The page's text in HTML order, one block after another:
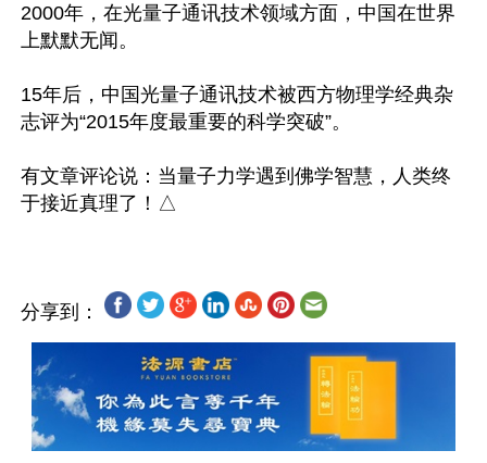
2000年，在光量子通讯技术领域方面，中国在世界
上默默无闻。
15年后，中国光量子通讯技术被西方物理学经典杂
志评为“2015年度最重要的科学突破”。
有文章评论说：当量子力学遇到佛学智慧，人类终
分享到：